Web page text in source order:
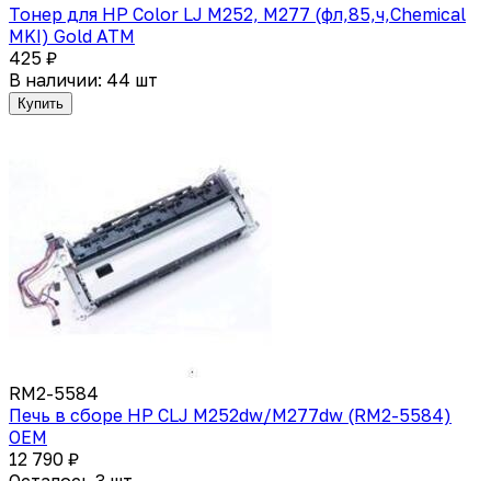
Тонер для HP Color LJ M252, M277 (фл,85,ч,Chemical
MKI) Gold ATM
425 ₽
В наличии: 44 шт
Купить
RM2-5584
Печь в сборе HP CLJ M252dw/M277dw (RM2-5584)
OEM
12 790 ₽